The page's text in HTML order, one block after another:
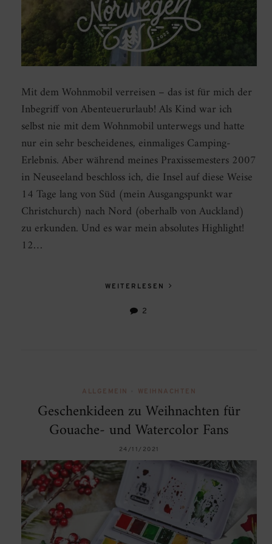
Mit dem Wohnmobil verreisen – das ist für mich der
Inbegriff von Abenteuerurlaub! Als Kind war ich
selbst nie mit dem Wohnmobil unterwegs und hatte
nur ein sehr bescheidenes, einmaliges Camping-
Erlebnis. Aber während meines Praxissemesters 2007
in Neuseeland beschloss ich, die Insel auf diese Weise
14 Tage lang von Süd (mein Ausgangspunkt war
Christchurch) nach Nord (oberhalb von Auckland)
zu erkunden. Und es war mein absolutes Highlight!
12…
WEITERLESEN
2
ALLGEMEIN WEIHNACHTEN
Geschenkideen zu Weihnachten für
Gouache- und Watercolor Fans
24/11/2021